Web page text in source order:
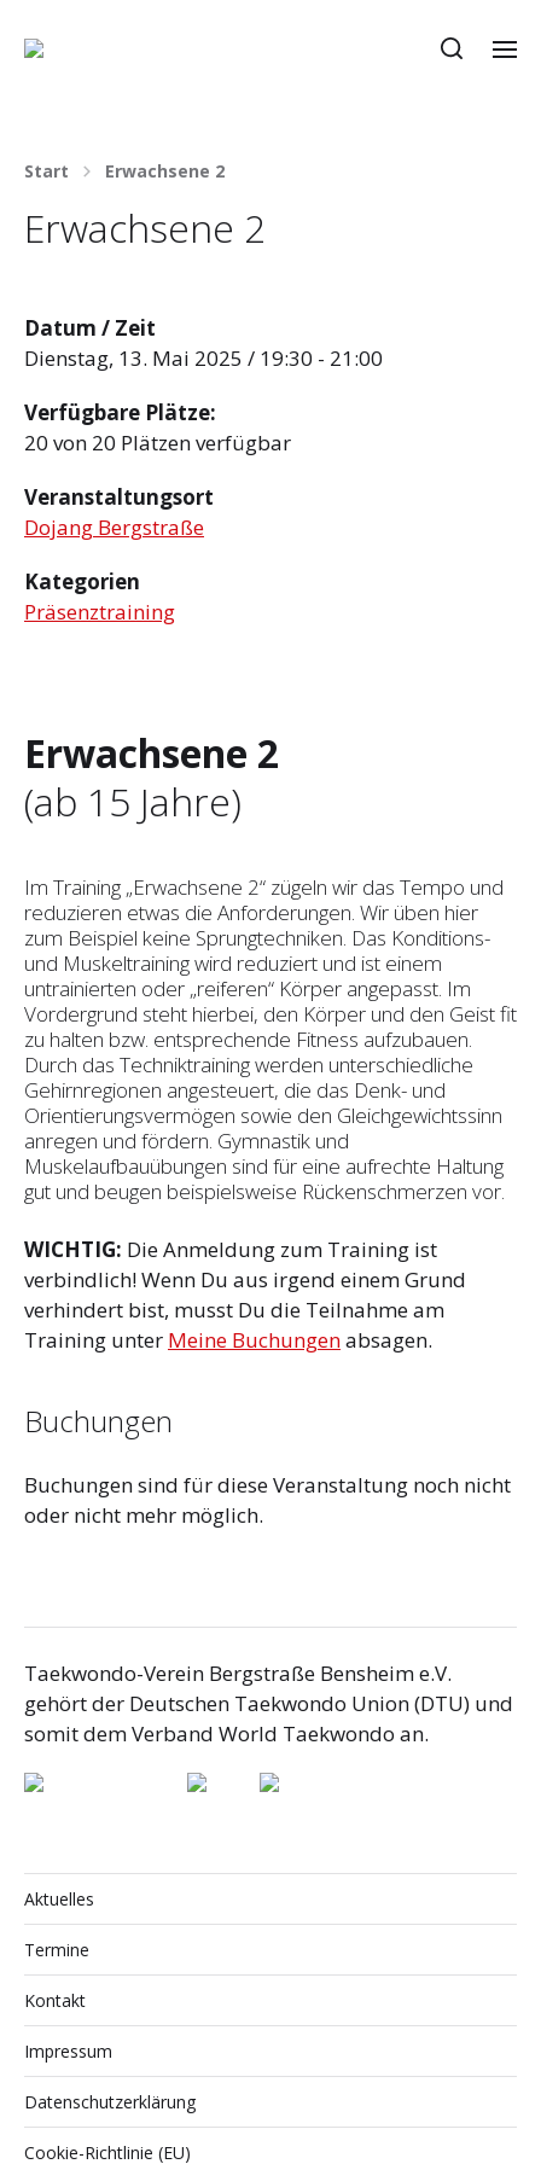
Start Erwachsene 2
Erwachsene 2
Datum / Zeit
Dienstag, 13. Mai 2025 / 19:30 - 21:00
Verfügbare Plätze:
20 von 20 Plätzen verfügbar
Veranstaltungsort
Dojang Bergstraße
Kategorien
Präsenztraining
Erwachsene 2
(ab 15 Jahre)
Im Training „Erwachsene 2“ zügeln wir das Tempo und
reduzieren etwas die Anforderungen. Wir üben hier
zum Beispiel keine Sprungtechniken. Das Konditions-
und Muskeltraining wird reduziert und ist einem
untrainierten oder „reiferen“ Körper angepasst. Im
Vordergrund steht hierbei, den Körper und den Geist fit
zu halten bzw. ent­sprechende Fitness aufzubauen.
Durch das Techniktraining werden unterschiedliche
Gehirnregionen angesteuert, die das Denk- und
Orientierungsvermögen sowie den Gleichgewichtssinn
anregen und fördern. Gymnastik und
Muskelaufbauübungen sind für eine aufrechte Haltung
gut und beugen beispielsweise Rückenschmerzen vor.
WICHTIG: Die Anmeldung zum Training ist
verbindlich! Wenn Du aus irgend einem Grund
verhindert bist, musst Du die Teilnahme am
Training unter Meine Buchungenabsagen.
Buchungen
Buchungen sind für diese Veranstaltung noch nicht
oder nicht mehr möglich.
Taekwondo-Verein Bergstraße Bensheim e.V.
gehört der Deutschen Taekwondo Union (DTU) und
somit dem Verband World Taekwondo an.
Aktuelles
Termine
Kontakt
Impressum
Datenschutzerklärung
Cookie-Richtlinie (EU)